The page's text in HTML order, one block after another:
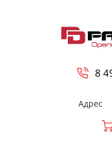
8
Адрес